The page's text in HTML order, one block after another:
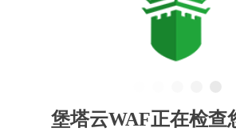
堡塔云WAF正在检查